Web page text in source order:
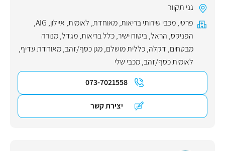
גני תקווה
פרטי,מכבי שירותי בריאות,מאוחדת, לאומית, איילון,
AIG
,
הפניקס, הראל,ביטוח ישיר,כלל בריאות,מגדל,מנורה
מבטחים, דקלה,כללית מושלם,מגן כסף/זהב,מאוחדת עדיף,
לאומית כסף/זהב,מכבי שלי
073-7021558
יצירת קשר